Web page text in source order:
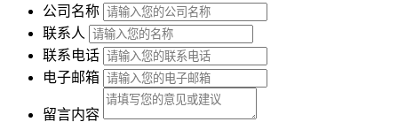
公司名称
联系人
联系电话
电子邮箱
留言内容